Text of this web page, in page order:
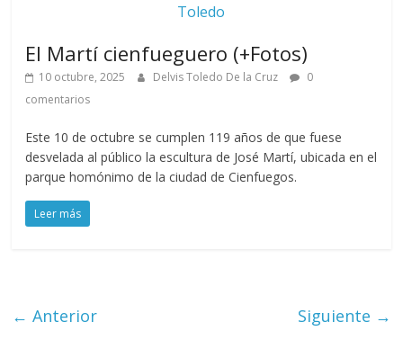
Toledo
El Martí cienfueguero (+Fotos)
10 octubre, 2025 Delvis Toledo De la Cruz
0
comentarios
Este 10 de octubre se cumplen 119 años de que fuese
desvelada al público la escultura de José Martí, ubicada en el
parque homónimo de la ciudad de Cienfuegos.
Leer más
← Anterior Siguiente →